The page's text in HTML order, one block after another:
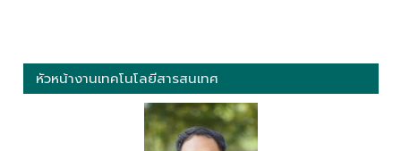
หัวหน้างานเทคโนโลยีสารสนเทศ